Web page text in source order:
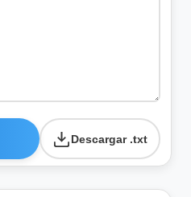
Descargar .txt